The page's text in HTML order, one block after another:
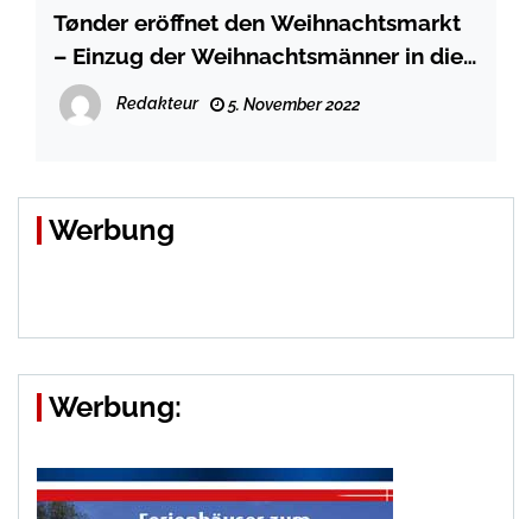
Tønder eröffnet den Weihnachtsmarkt
– Einzug der Weihnachtsmänner in die
Stadt – Fotos und Video
Redakteur 5. November 2022
Werbung
Werbung: